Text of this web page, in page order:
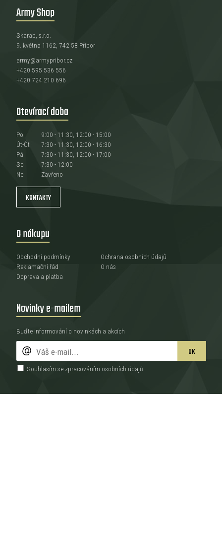
Army Shop
Skarab, s.r.o.
9. května 1162, 742 58 Příbor
army@armypribor.cz
+420 595 536 556
+420 724 210 696
Otevírací doba
Po
9:00 - 11:30, 12:00 - 15:00
Út-Čt
7:30 - 11:30, 12:00 - 16:30
Pá
7:30 - 11:30, 12:00 - 17:00
So
7:30 - 12:00
Ne
Zavřeno
KONTAKTY
O nákupu
Obchodní podmínky
Reklamační řád
Doprava a platba
Ochrana osobních údajů
O nás
Novinky e-mailem
Buďte informování o novinkách a akcích
OK
Souhlasím se zpracováním osobních údajů